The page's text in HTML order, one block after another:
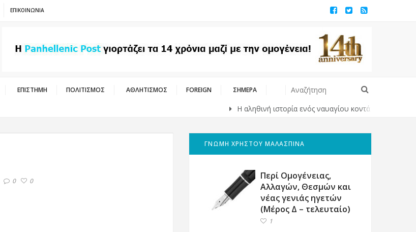
ΕΠΙΚΟΙΝΩΝΙΑ
ΕΠΙΣΤΗΜΗ ΠΟΛΙΤΙΣΜΟΣ ΑΘΛΗΤΙΣΜΟΣ FOREIGN ΣΗΜΕΡΑ
Η αληθινή ιστορία ενός ναυαγίου κοντά στις ακτές της
0 0
ΓΝΩΜΗ ΧΡΗΣΤΟΥ ΜΑΛΑΣΠΙΝΑ
Περί Ομογένειας,
Αλλαγών, Θεσμών και
νέας γενιάς ηγετών
(Μέρος Δ – τελευταίο)
1